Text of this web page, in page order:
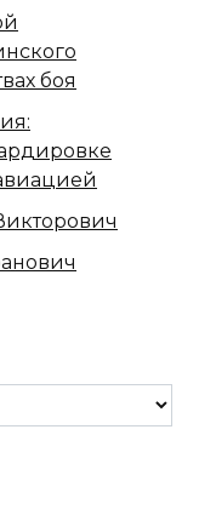
боя